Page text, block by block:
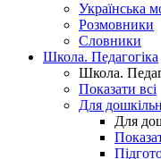
Українська
Розмовники
Словники
Школа. Педагогіка
Школа.
Показати всі
Для
Для